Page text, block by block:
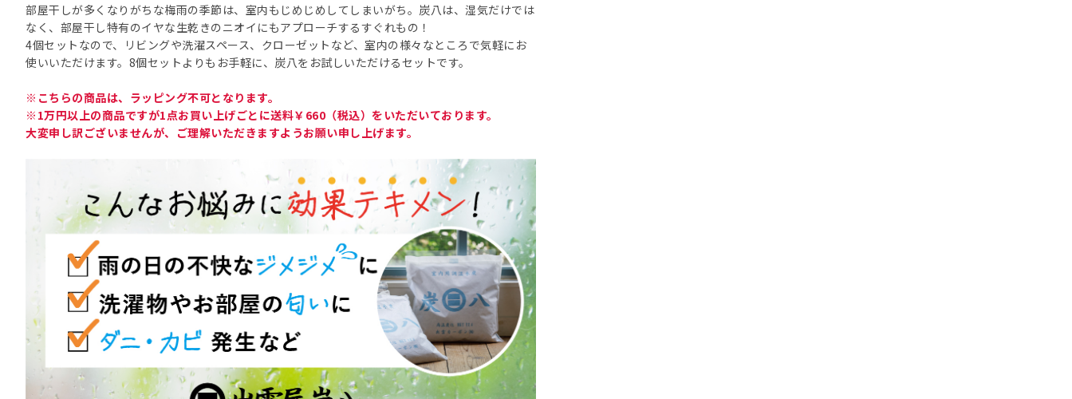
部屋干しが多くなりがちな梅雨の季節は、室内もじめじめしてしまいがち。炭八は、湿気だけでは
なく、部屋干し特有のイヤな生乾きのニオイにもアプローチするすぐれもの！
4個セットなので、リビングや洗濯スペース、クローゼットなど、室内の様々なところで気軽にお
使いいただけます。8個セットよりもお手軽に、炭八をお試しいただけるセットです。
※こちらの商品は、ラッピング不可となります。
※1万円以上の商品ですが1点お買い上げごとに送料￥660（税込）をいただいております。
大変申し訳ございませんが、ご理解いただきますようお願い申し上げます。